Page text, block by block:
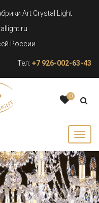
Art Crystal Light
России
Тел: +7 926-002-63-43
0